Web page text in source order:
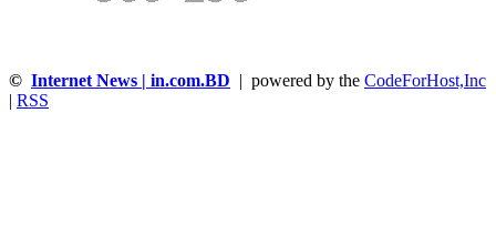
© Internet News | in.com.BD | powered by the CodeForHost,Inc
RSS